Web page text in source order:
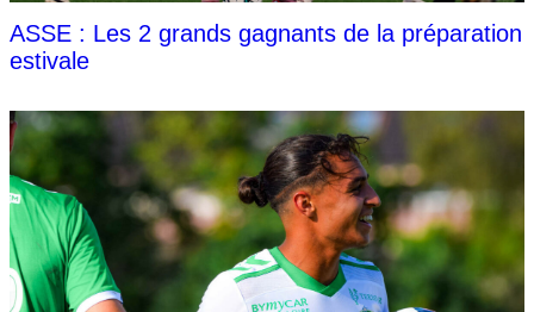
ASSE : Les 2 grands gagnants de la préparation
estivale